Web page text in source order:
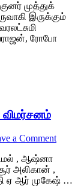
முத்துக்
இருக்கும்
ரோபோ
விமர்சனம்
a Comment
, ஆஷ்னா
அலிகான் ,
ஏ ஆர் முகேஷ் …